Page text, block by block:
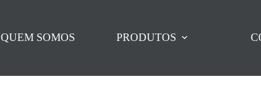
QUEM SOMOS PRODUTOS